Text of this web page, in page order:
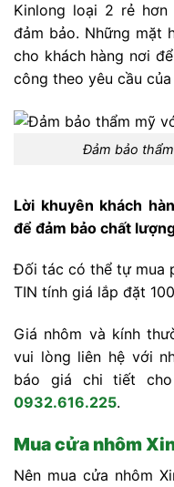
Kinlong loại 2 rẻ hơn
đảm bảo. Những mặt
cho khách hàng nơi
công theo yêu cầu của
Đảm bảo
Lời khuyên khách
để đảm bảo chất
Đối tác có thể tự mua
TIN tính giá lắp đặt
Giá nhôm và kính
vui lòng liên hệ với
báo giá chi tiết cho
0932.616.225.
Mua cửa nhôm
Nên mua cửa nhôm